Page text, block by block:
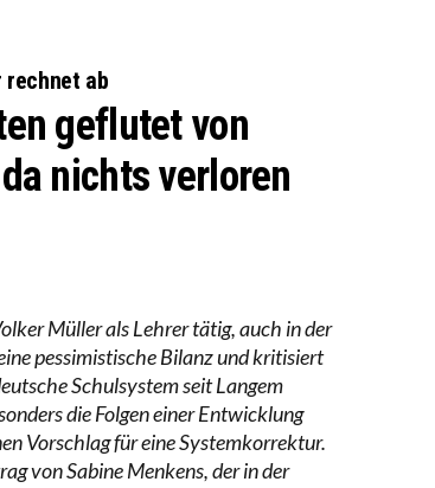
rechnet ab
geflutet von
nichts verloren
Müller als Lehrer tätig, auch in der
pessimistische Bilanz und kritisiert
Schulsystem seit Langem
die Folgen einer Entwicklung
Vorschlag für eine Systemkorrektur.
von Sabine Menkens, der in der